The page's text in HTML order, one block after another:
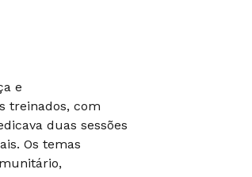
e
treinados, com
duas sessões
Os temas